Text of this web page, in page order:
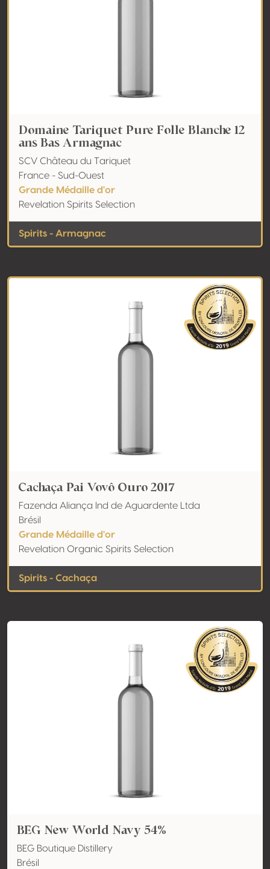
Domaine Tariquet Pure Folle Blanche 12
ans Bas Armagnac
SCV Château du Tariquet
France - Sud-Ouest
Grande Médaille d'or
Revelation Spirits Selection
Spirits - Armagnac
Cachaça Pai Vovô Ouro 2017
Fazenda Aliança Ind de Aguardente Ltda
Brésil
Grande Médaille d'or
Revelation Organic Spirits Selection
Spirits - Cachaça
BEG New World Navy 54%
BEG Boutique Distillery
Brésil